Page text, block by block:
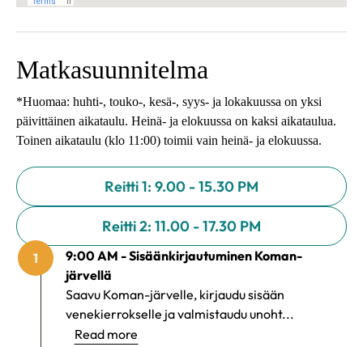
Matkasuunnitelma
*Huomaa: huhti-, touko-, kesä-, syys- ja lokakuussa on yksi
päivittäinen aikataulu. Heinä- ja elokuussa on kaksi aikataulua.
Toinen aikataulu (klo 11:00) toimii vain heinä- ja elokuussa.
Reitti 1: 9.00 - 15.30 PM
Reitti 2: 11.00 - 17.30 PM
1
9:00 AM - Sisäänkirjautuminen Koman-
järvellä
Saavu Koman-järvelle, kirjaudu sisään
venekierrokselle ja valmistaudu unoht...
Read more